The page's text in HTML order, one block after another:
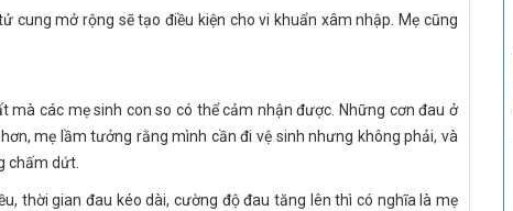
cung mở rộng sẽ tạo điều kiện cho vi khuẩn xâm nhập. Mẹ cũng
mà các mẹ sinh con so có thể cảm nhận được. Những cơn đau ở
mẹ lầm tưởng rằng mình cần đi vệ sinh nhưng không phải, và
chấm dứt.
thời gian đau kéo dài, cường độ đau tăng lên thì có nghĩa là mẹ